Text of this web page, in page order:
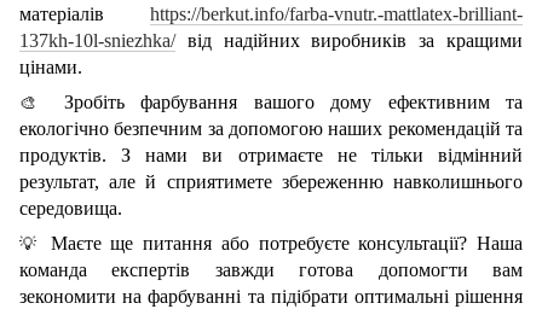
матеріалів https://berkut.info/farba-vnutr.-mattlatex-brilliant-
137kh-10l-sniezhka/від надійних виробників за кращими
цінами.
🎨 Зробіть фарбування вашого дому ефективним та
екологічно безпечним за допомогою наших рекомендацій та
продуктів. З нами ви отримаєте не тільки відмінний
результат, але й сприятимете збереженню навколишнього
середовища.
💡 Маєте ще питання або потребуєте консультації? Наша
команда експертів завжди готова допомогти вам
зекономити на фарбуванні та підібрати оптимальні рішення